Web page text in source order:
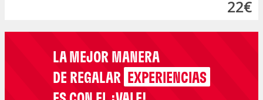
22€
LA MEJOR MANERA
DE REGALAR EXPERIENCIAS